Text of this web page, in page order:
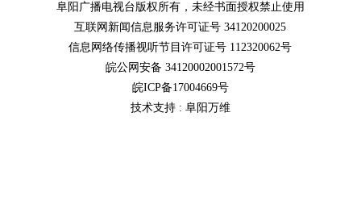
阜阳广播电视台版权所有，未经书面授权禁止使用
互联网新闻信息服务许可证号 34120200025
信息网络传播视听节目许可证号 112320062号
皖公网安备 34120002001572号
皖ICP备17004669号
技术支持 : 阜阳万维